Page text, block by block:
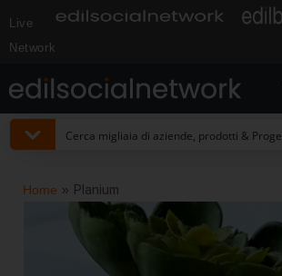
Live
Network
Home » Planium